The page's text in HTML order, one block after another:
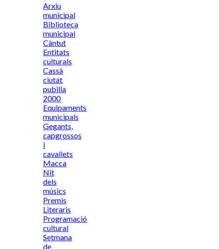
Arxiu
municipal
Biblioteca
municipal
Càntut
Entitats
culturals
Cassà
ciutat
pubilla
2000
Equipaments
municipals
Gegants,
capgrossos
i
cavallets
Macca
Nit
dels
músics
Premis
Literaris
Programació
cultural
Setmana
de